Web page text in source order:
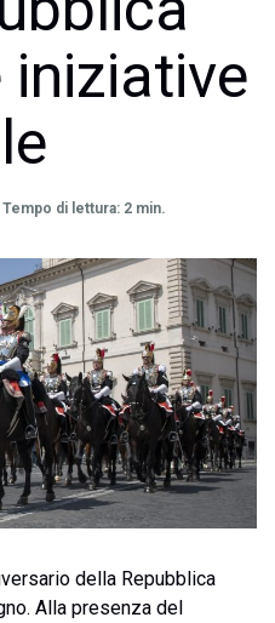
Tempo di lettura: 2 min.
della Repubblica
Alla presenza del